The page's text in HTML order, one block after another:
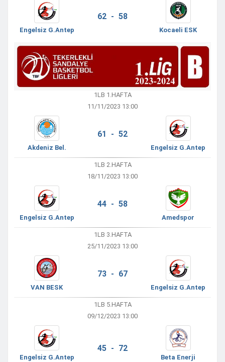
Engelsiz G.Antep
62 - 58
Kocaeli ESK
1LB 1.HAFTA
11/11/2023 13:00
Akdeniz Bel.
61 - 52
Engelsiz G.Antep
1LB 2.HAFTA
18/11/2023 13:00
Engelsiz G.Antep
44 - 58
Amedspor
1LB 3.HAFTA
25/11/2023 13:00
VAN BESK
73 - 67
Engelsiz G.Antep
1LB 5.HAFTA
09/12/2023 13:00
Engelsiz G.Antep
45 - 72
Beta Enerji